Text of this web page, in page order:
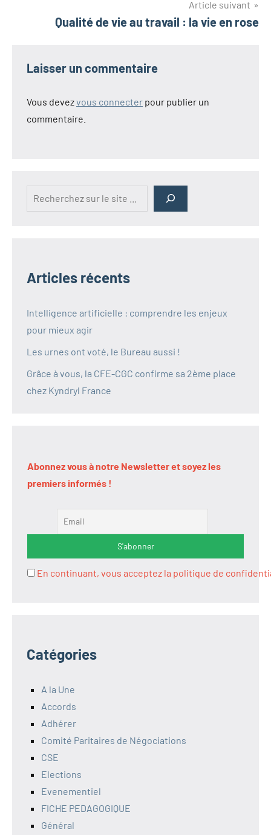
Article suivant
Qualité de vie au travail : la vie en rose
Laisser un commentaire
Vous devezvous connecter pour publier un
commentaire.
Rechercher
Articles récents
Intelligence artificielle : comprendre les enjeux
pour mieux agir
Les urnes ont voté, le Bureau aussi !
Grâce à vous, la CFE-CGC confirme sa 2ème place
chez Kyndryl France
Abonnez vous à notre Newsletter et soyez les
premiers informés !
En continuant, vous acceptez la politique de
Catégories
A la Une
Accords
Adhérer
Comité Paritaires de Négociations
CSE
Elections
Evenementiel
FICHE PEDAGOGIQUE
Général